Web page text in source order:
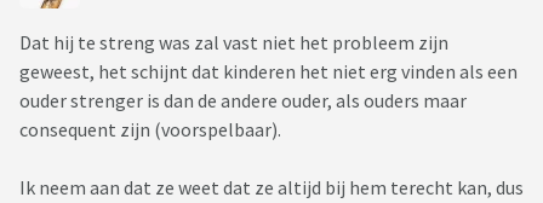
Dat hij te streng was zal vast niet het probleem zijn
geweest, het schijnt dat kinderen het niet erg vinden als een
ouder strenger is dan de andere ouder, als ouders maar
consequent zijn (voorspelbaar).
Ik neem aan dat ze weet dat ze altijd bij hem terecht kan, dus